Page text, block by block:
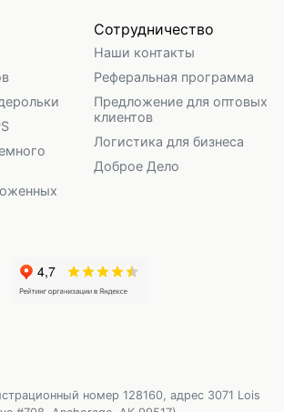
Сотрудничество
Наши контакты
Реферальная программа
Предложение для оптовых
клиентов
Логистика для бизнеса
Доброе Дело
номер 128160, адрес 3071 Lois